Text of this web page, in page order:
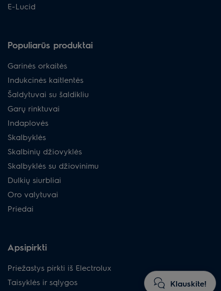
Klauskite!
E-Lucid
Populiarūs produktai
Garinės orkaitės
Indukcinės kaitlentės
Šaldytuvai su šaldikliu
Garų rinktuvai
Indaplovės
Skalbyklės
Skalbinių džiovyklės
Skalbyklės su džiovinimu
Dulkių siurbliai
Oro valytuvai
Priedai
Apsipirkti
Priežastys pirkti iš Electrolux
Taisyklės ir sąlygos